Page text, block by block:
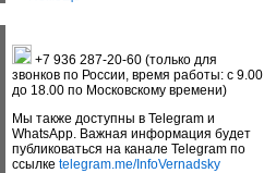
+7 936 287-20-60 (только для
звонков по России, время работы: с 9.00
до 18.00 по Московскому времени)
Мы также доступны в Telegram и
WhatsApp. Важная информация будет
публиковаться на канале Telegram по
ссылке telegram.me/InfoVernadsky